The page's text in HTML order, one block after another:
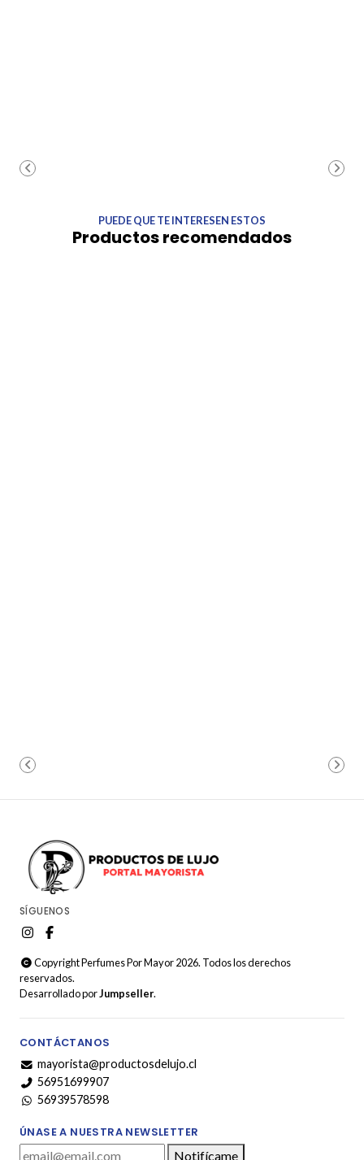
PUEDE QUE TE INTERESEN ESTOS
Productos recomendados
SÍGUENOS
Copyright Perfumes Por Mayor 2026. Todos los derechos
reservados.
Desarrollado porJumpseller.
CONTÁCTANOS
mayorista@productosdelujo.cl
56951699907
56939578598
ÚNASE A NUESTRA NEWSLETTER
Notifícame